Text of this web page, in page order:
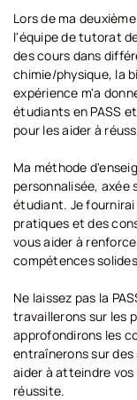
Lors de ma
l'équipe de tutorat
des cours dans
chimie/physique, la
expérience m'a
étudiants en PASS
pour les aider à
Ma méthode
personnalisée, axée
étudiant. Je
pratiques et des
vous aider à
compétences
Ne laissez pas la
travaillerons sur les
approfondirons les
entraînerons sur
aider à atteindre
réussite.